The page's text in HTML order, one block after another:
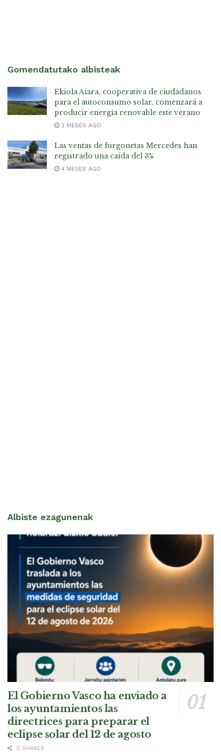
Gomendatutako albisteak
Ekiola Aiara, cooperativa de ciudadanos
para el autoconsumo solar, comenzará a
producir energía renovable este verano
3 MESES AGO
Las ventas de furgonetas Mercedes han
registrado una caída del 3%
4 MESES AGO
Albiste ezagunenak
El Gobierno Vasco ha enviado a
los ayuntamientos las
directrices para preparar el
eclipse solar del 12 de agosto
0 SHARES